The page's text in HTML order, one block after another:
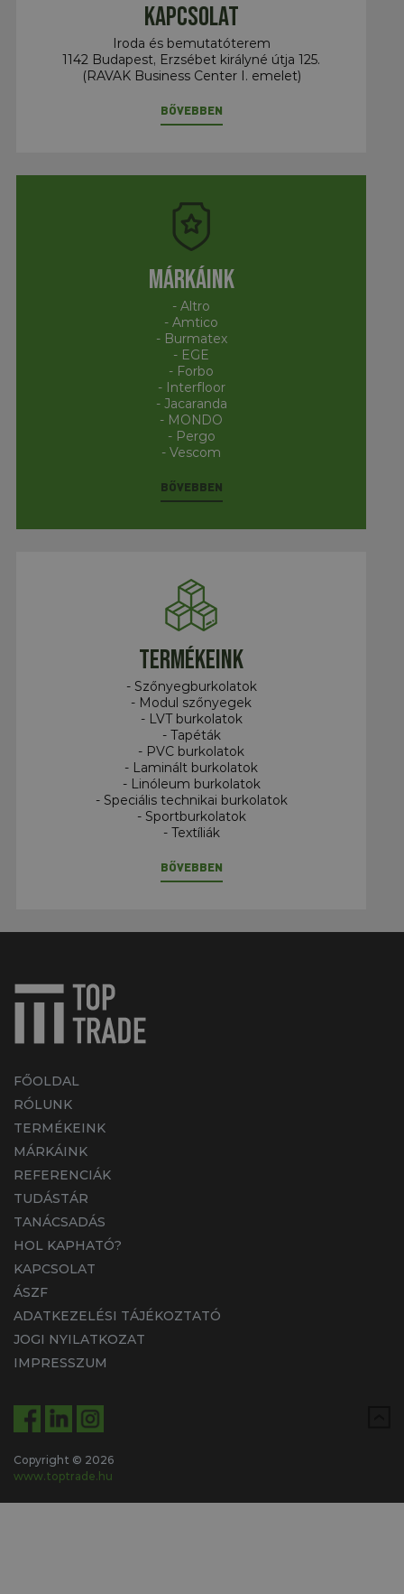
Kapcsolat
Iroda és bemutatóterem
1142 Budapest, Erzsébet királyné útja 125.
(RAVAK Business Center I. emelet)
BŐVEBBEN
Márkáink
- Altro
- Amtico
- Burmatex
- EGE
- Forbo
- Interfloor
- Jacaranda
- MONDO
- Pergo
- Vescom
BŐVEBBEN
Termékeink
- Szőnyegburkolatok
- Modul szőnyegek
- LVT burkolatok
- Tapéták
- PVC burkolatok
- Laminált burkolatok
- Linóleum burkolatok
- Speciális technikai burkolatok
- Sportburkolatok
- Textíliák
BŐVEBBEN
FŐOLDAL
RÓLUNK
TERMÉKEINK
MÁRKÁINK
REFERENCIÁK
TUDÁSTÁR
TANÁCSADÁS
HOL KAPHATÓ?
KAPCSOLAT
ÁSZF
ADATKEZELÉSI TÁJÉKOZTATÓ
JOGI NYILATKOZAT
IMPRESSZUM
Copyright © 2026
www.toptrade.hu